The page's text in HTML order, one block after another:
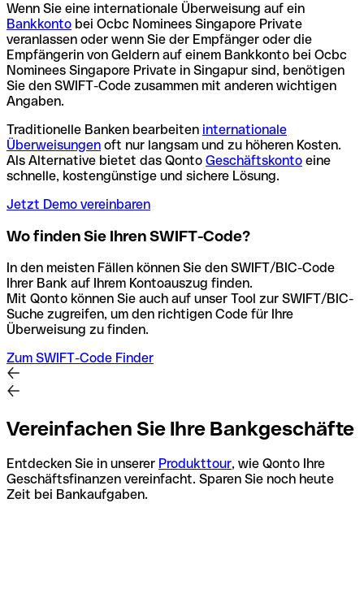
Wenn Sie eine internationale Überweisung auf ein
Bankkonto bei Ocbc Nominees Singapore Private
veranlassen oder wenn Sie der Empfänger oder die
Empfängerin von Geldern auf einem Bankkonto bei Ocbc
Nominees Singapore Private in Singapur sind, benötigen
Sie den SWIFT-Code zusammen mit anderen wichtigen
Angaben.
Traditionelle Banken bearbeiten internationale
Überweisungen oft nur langsam und zu höheren Kosten.
Als Alternative bietet das Qonto Geschäftskonto eine
schnelle, kostengünstige und sichere Lösung.
Jetzt Demo vereinbaren
Wo finden Sie Ihren SWIFT-Code?
In den meisten Fällen können Sie den SWIFT/BIC-Code
Ihrer Bank auf Ihrem Kontoauszug finden.
Mit Qonto können Sie auch auf unser Tool zur SWIFT/BIC-
Suche zugreifen, um den richtigen Code für Ihre
Überweisung zu finden.
Zum SWIFT-Code Finder
Vereinfachen Sie Ihre Bankgeschäfte
Entdecken Sie in unserer Produkttour, wie Qonto Ihre
Geschäftsfinanzen vereinfacht. Sparen Sie noch heute
Zeit bei Bankaufgaben.